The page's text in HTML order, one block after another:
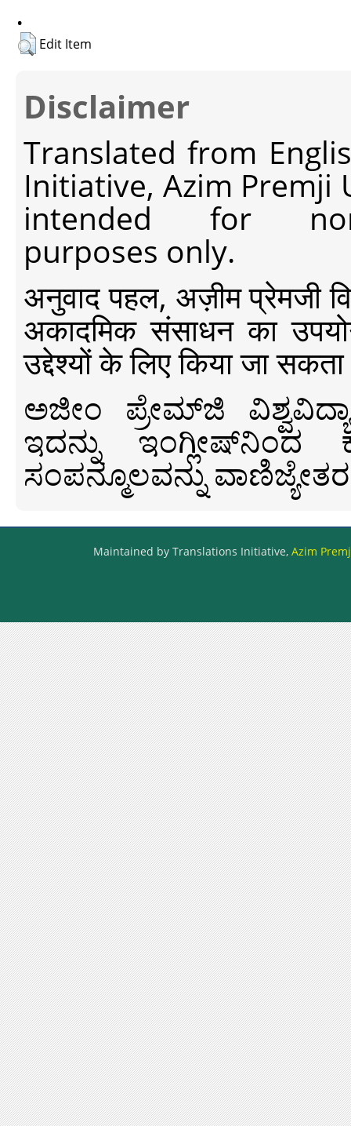
.
Edit Item
Disclaimer
Translated from
Initiative, Azim Premji
intended for non-
purposes only.
अनुवाद पहल, अज़ीम प्रेमजी
अकादमिक संसाधन का
उद्देश्यों के लिए किया जा
ಅಜೀಂ ಪ್ರೇಮ್‍ಜಿ
ಇದನ್ನು ಇಂಗ್ಲೀಷ್‍ನಿಂದ
ಸಂಪನ್ಮೂಲವನ್ನು
Maintained by Translations Initiative, Azim